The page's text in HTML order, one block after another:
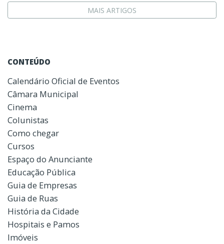
MAIS ARTIGOS
CONTEÚDO
Calendário Oficial de Eventos
Câmara Municipal
Cinema
Colunistas
Como chegar
Cursos
Espaço do Anunciante
Educação Pública
Guia de Empresas
Guia de Ruas
História da Cidade
Hospitais e Pamos
Imóveis